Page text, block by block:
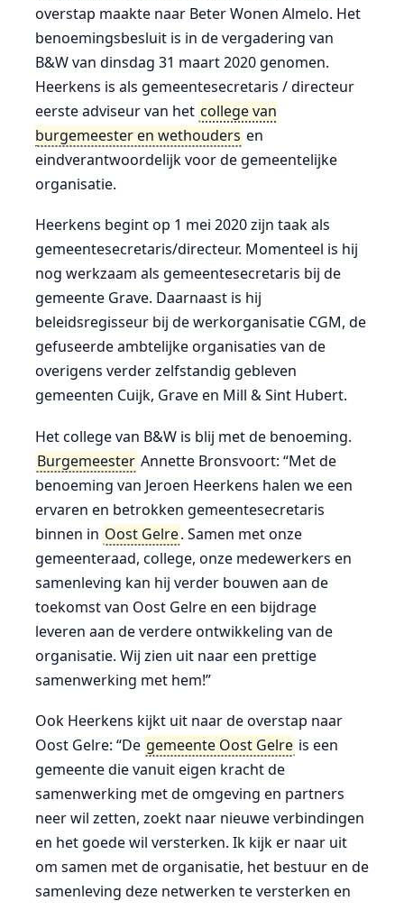
overstap maakte naar Beter Wonen Almelo. Het
benoemingsbesluit is in de vergadering van
B&W van dinsdag 31 maart 2020 genomen.
Heerkens is als gemeentesecretaris / directeur
eerste adviseur van het college van
burgemeester en wethouders en
eindverantwoordelijk voor de gemeentelijke
organisatie.
Heerkens begint op 1 mei 2020 zijn taak als
gemeentesecretaris/directeur. Momenteel is hij
nog werkzaam als gemeentesecretaris bij de
gemeente Grave. Daarnaast is hij
beleidsregisseur bij de werkorganisatie CGM, de
gefuseerde ambtelijke organisaties van de
overigens verder zelfstandig gebleven
gemeenten Cuijk, Grave en Mill & Sint Hubert.
Het college van B&W is blij met de benoeming.
Burgemeester Annette Bronsvoort: “Met de
benoeming van Jeroen Heerkens halen we een
ervaren en betrokken gemeentesecretaris
binnen in Oost Gelre. Samen met onze
gemeenteraad, college, onze medewerkers en
samenleving kan hij verder bouwen aan de
toekomst van Oost Gelre en een bijdrage
leveren aan de verdere ontwikkeling van de
organisatie. Wij zien uit naar een prettige
samenwerking met hem!”
Ook Heerkens kijkt uit naar de overstap naar
Oost Gelre: “De gemeente Oost Gelre is een
gemeente die vanuit eigen kracht de
samenwerking met de omgeving en partners
neer wil zetten, zoekt naar nieuwe verbindingen
en het goede wil versterken. Ik kijk er naar uit
om samen met de organisatie, het bestuur en de
samenleving deze netwerken te versterken en